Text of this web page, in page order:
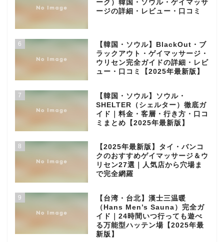
ーク）韓国・ソウル・ゲイマッサ
ージの詳細・レビュー・口コミ
6
【韓国・ソウル】BlackOut・ブ
ラックアウト・ゲイマッサージ・
ウリセン完全ガイドの詳細・レビ
ュー・口コミ【2025年最新版】
7
【韓国・ソウル】ソウル・
SHELTER（シェルター）徹底ガ
イド｜料金・客層・行き方・口コ
ミまとめ【2025年最新版】
8
【2025年最新版】タイ・バンコ
クのおすすめゲイマッサージ＆ウ
リセン27選｜人気店から穴場ま
で完全網羅
9
【台湾・台北】漢士三温暖
（Hans Men’s Sauna）完全ガ
イド｜24時間いつ行っても遊べ
る万能型ハッテン場【2025年最
新版】